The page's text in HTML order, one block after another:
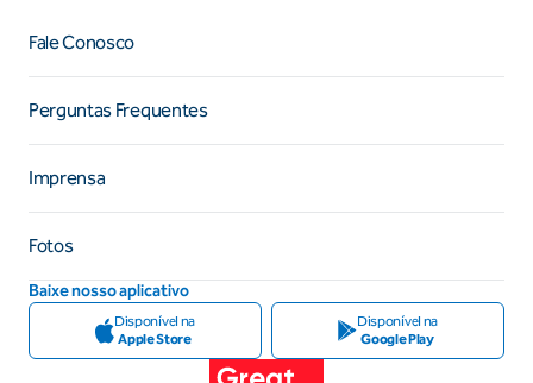
Fale Conosco
Perguntas Frequentes
Imprensa
Fotos
Baixe nosso aplicativo
Disponível na
Apple Store
Disponível na
Google Play